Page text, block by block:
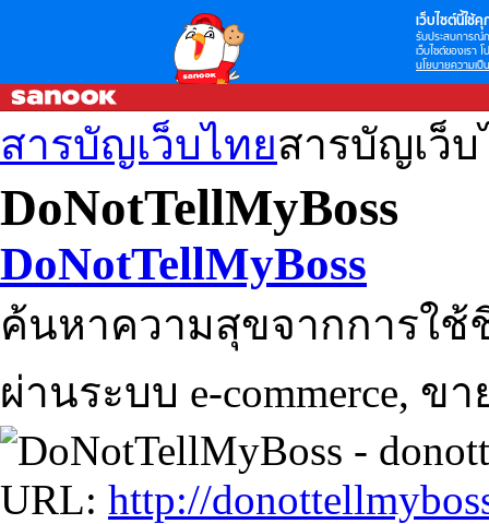
เว็บไซต์นี้ใช้คุ
รับประสบการณ์
เว็บไซต์ของเรา
นโยบายความเป็
สารบัญเว็บไทยสารบัญเว็
DoNotTellMyBoss
DoNotTellMyBoss
ค้นหาความสุขจากการใ
ผ่านระบบ e-commerce, ขา
URL: http://